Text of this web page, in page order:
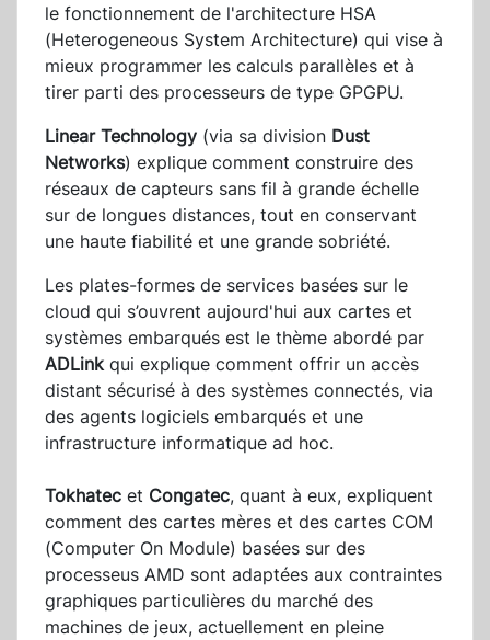
le fonctionnement de l'architecture HSA
(Heterogeneous System Architecture) qui vise à
mieux programmer les calculs parallèles et à
tirer parti des processeurs de type GPGPU.
Linear Technology (via sa division Dust
Networks) explique comment construire des
réseaux de capteurs sans fil à grande échelle
sur de longues distances, tout en conservant
une haute fiabilité et une grande sobriété.
Les plates-formes de services basées sur le
cloud qui s’ouvrent aujourd'hui aux cartes et
systèmes embarqués est le thème abordé par
ADLinkqui explique comment offrir un accès
distant sécurisé à des systèmes connectés, via
des agents logiciels embarqués et une
infrastructure informatique ad hoc.
Tokhatec et Congatec, quant à eux, expliquent
comment des cartes mères et des cartes COM
(Computer On Module) basées sur des
processeus AMD sont adaptées aux contraintes
graphiques particulières du marché des
machines de jeux, actuellement en pleine